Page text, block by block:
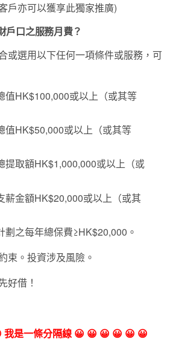
戶亦可以獲享此獨家推廣)
戶口之服務月費？
或選用以下任何一項條件或服務，可
值HK$100,000或以上（或其等
值HK$50,000或以上（或其等
提取額HK$1,000,000或以上（或
薪金額HK$20,000或以上（或其
劃之每年總保費≥HK$20,000。
束。投資涉及風險。
好借！
我是一條分隔線 😀 😀 😀 😀 😀 😀